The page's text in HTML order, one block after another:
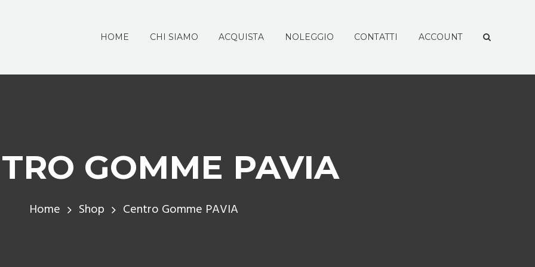
HOME CHI SIAMO ACQUISTA NOLEGGIO CONTATTI ACCOUNT
GOMME PAVIA
Home Shop Centro Gomme PAVIA